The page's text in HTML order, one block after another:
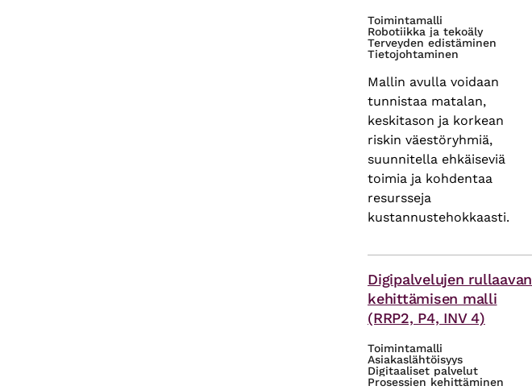
Toimintamalli
Robotiikka ja tekoäly
Terveyden edistäminen
Tietojohtaminen
Mallin avulla voidaan
tunnistaa matalan,
keskitason ja korkean
riskin väestöryhmiä,
suunnitella ehkäiseviä
toimia ja kohdentaa
resursseja
kustannustehokkaasti.
Digipalvelujen rullaavan
kehittämisen malli
(RRP2, P4, INV 4)
Toimintamalli
Asiakaslähtöisyys
Digitaaliset palvelut
Prosessien kehittäminen